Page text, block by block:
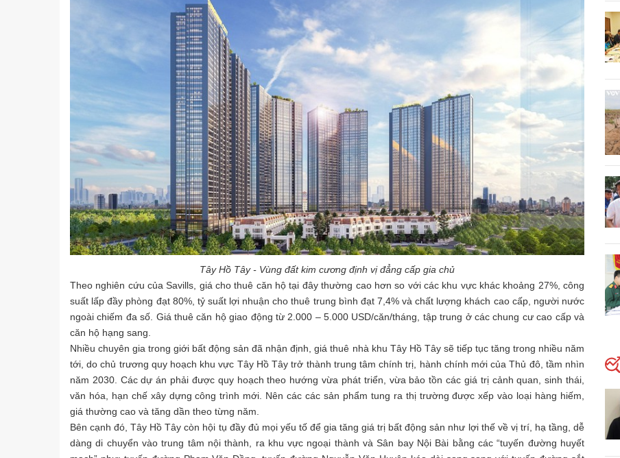
Tây Hồ Tây - Vùng đất kim cương định vị đẳng cấp gia chủ
Theo nghiên cứu của Savills, giá cho thuê căn hộ tại đây thường cao hơn so với các khu vực khác khoảng 27%, công
suất lấp đầy phòng đạt 80%, tỷ suất lợi nhuận cho thuê trung bình đạt 7,4% và chất lượng khách cao cấp, người nước
ngoài chiếm đa số. Giá thuê căn hộ giao động từ 2.000 – 5.000 USD/căn/tháng, tập trung ở các chung cư cao cấp và
căn hộ hạng sang.
Nhiều chuyên gia trong giới bất động sản đã nhận định, giá thuê nhà khu Tây Hồ Tây sẽ tiếp tục tăng trong nhiều năm
tới, do chủ trương quy hoạch khu vực Tây Hồ Tây trở thành trung tâm chính trị, hành chính mới của Thủ đô, tầm nhìn
năm 2030. Các dự án phải được quy hoạch theo hướng vừa phát triển, vừa bảo tồn các giá trị cảnh quan, sinh thái,
văn hóa, hạn chế xây dựng công trình mới. Nên các các sản phẩm tung ra thị trường được xếp vào loại hàng hiếm,
giá thường cao và tăng dần theo từng năm.
Bên cạnh đó, Tây Hồ Tây còn hội tụ đầy đủ mọi yếu tố để gia tăng giá trị bất động sản như lợi thế về vị trí, hạ tầng, dễ
dàng di chuyển vào trung tâm nội thành, ra khu vực ngoại thành và Sân bay Nội Bài bằng các “tuyến đường huyết